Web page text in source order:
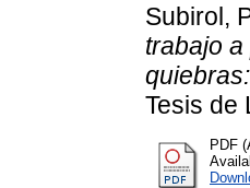
Subirol,
trabajo
Tesis de
PDF